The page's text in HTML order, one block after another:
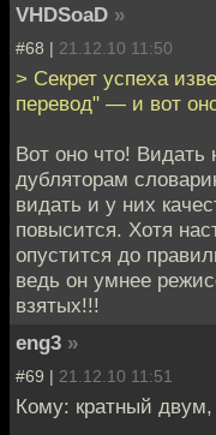
VHDSoaD »
#68 | 21.12.10 11:50
> Секрет успеха
перевод" — и вот
Вот оно что!
дубляторам
видать и у них
повысится. Хотя
опустится до
ведь он умнее
взятых!!!
eng3 »
#69 | 21.12.10 11:51
Кому: кратный двум,